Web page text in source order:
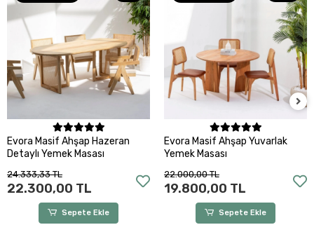
Sepete Ekle
Evora Masif Ahşap Hazeran
Detaylı Yemek Masası
24.333,33 TL
22.300,00 TL
Sepete Ekle
Sepete Ekle
Evora Masif Ahşap Yuvarlak
Yemek Masası
22.000,00 TL
19.800,00 TL
Sepete Ekle